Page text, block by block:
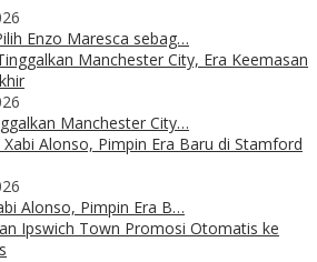
Enzo Maresca sebag…
Manchester City…
Alonso, Pimpin Era B…